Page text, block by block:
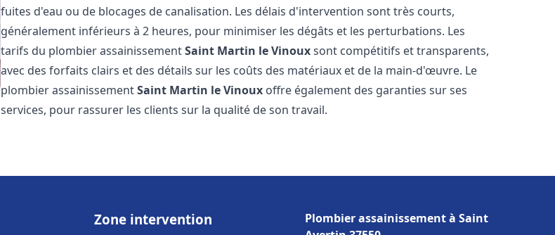
fuites d'eau ou de blocages de canalisation. Les délais d'intervention sont très courts,
généralement inférieurs à 2 heures, pour minimiser les dégâts et les perturbations. Les
tarifs du plombier assainissementSaint Martin le Vinouxsont compétitifs et transparents,
avec des forfaits clairs et des détails sur les coûts des matériaux et de la main-d'œuvre. Le
plombier assainissementSaint Martin le Vinoux offre également des garanties sur ses
services, pour rassurer les clients sur la qualité de son travail.
Zone intervention
Plombier assainissement à Saint